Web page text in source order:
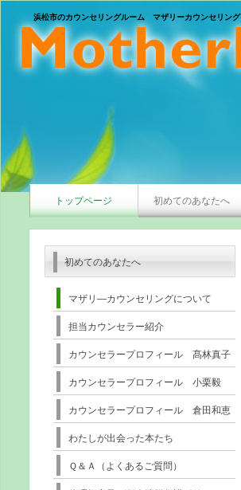
浜松市のカウンセリングルーム マザリーカウンセリング
トップページ 初めてのあなたへ
初めてのあなたへ
マザリ―カウンセリングについて
担当カウンセラー紹介
カウンセラープロフィール 髙林真子
カウンセラープロフィール 小栗毅
カウンセラープロフィール 倉田和恵
わたしが出会った本たち
Ｑ＆Ａ（よくあるご質問）